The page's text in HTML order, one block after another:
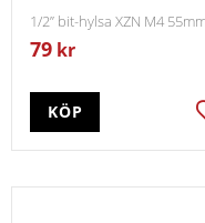
1/2” bit-hylsa XZN M4
79 kr
KÖP